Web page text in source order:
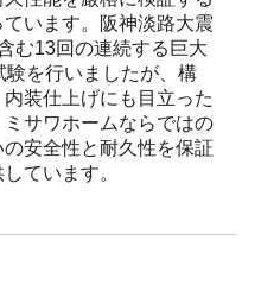
います。阪神淡路大震
む13回の連続する巨大
を行いましたが、構
装仕上げにも目立った
サワホームならではの
安全性と耐久性を保証
ています。